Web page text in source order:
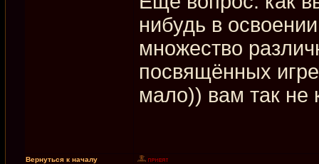
нибудь в
множество
посвящённых
мало)) вам так не
Вернуться к началу